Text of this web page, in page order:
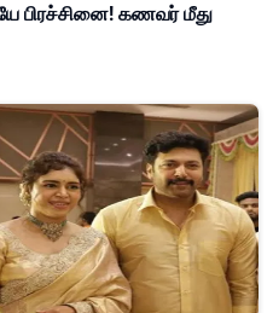
பிரச்சினை! கணவர் மீது